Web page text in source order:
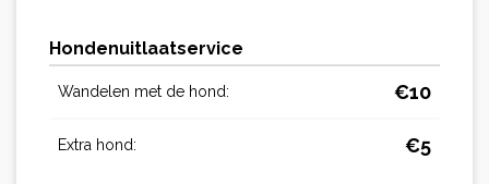
Hondenuitlaatservice
Wandelen met de hond: €10
Extra hond: €5